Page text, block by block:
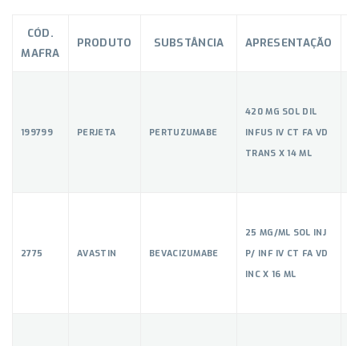
CÓD.
MAFRA
PRODUTO SUBSTÂNCIA APRESENTAÇÃO
199799 PERJETA PERTUZUMABE
420 MG SOL DIL
INFUS IV CT FA VD
TRANS X 14 ML
2775 AVASTIN BEVACIZUMABE
25 MG/ML SOL INJ
P/ INF IV CT FA VD
INC X 16 ML